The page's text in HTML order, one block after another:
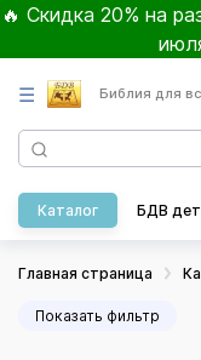
🔥 Скидка 20% на
☰ Библия для
Каталог БДВ
Главная страница
Показать фильтр